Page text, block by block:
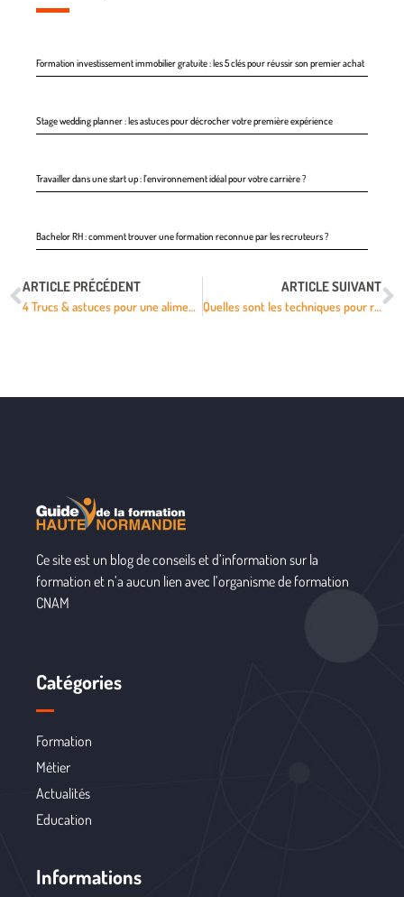
Formation investissement immobilier gratuite : les 5 clés pour réussir son premier achat
Stage wedding planner : les astuces pour décrocher votre première expérience
Travailler dans une start up : l’environnement idéal pour votre carrière ?
Bachelor RH : comment trouver une formation reconnue par les recruteurs ?
ARTICLE PRÉCÉDENT
4 Trucs & astuces pour une alimentation équilibrée au quotidien
ARTICLE SUIVANT
Quelles sont les techniques pour relancer une conversation ?
Ce site est un blog de conseils et d’information sur la
formation et n’a aucun lien avec l’organisme de formation
CNAM
Catégories
Formation
Métier
Actualités
Education
Informations